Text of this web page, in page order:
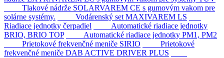
Tlakové nádrže SOLARVAREM CE s gumovým vakom pre
solárne systémy.
Vodárenský set MAXIVAREM LS
Riadiace jednotky čerpadiel
Automatické riadiace jednotky
BRIO, BRIO TOP
Automatické riadiace jednotky PM1, PM2
Prietokové frekvenčné meniče SIRIO
Prietokové
frekvenčné meniče DAB ACTIVE DRIVER PLUS